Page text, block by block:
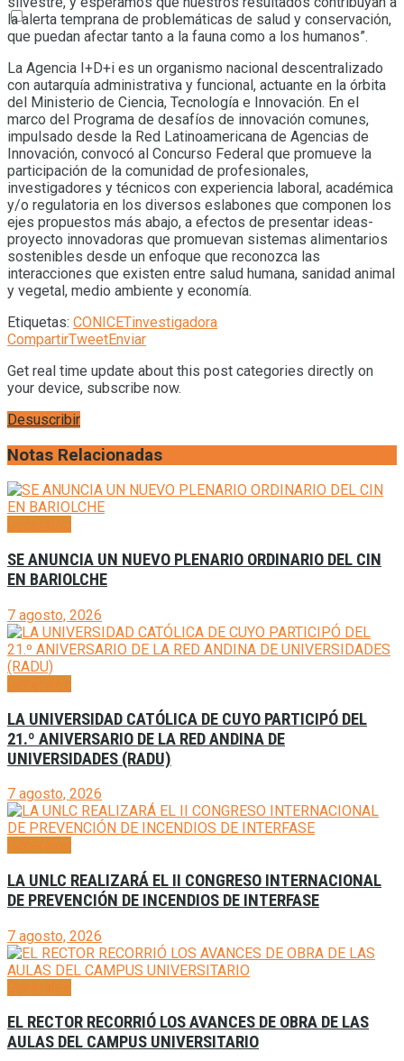
la alerta temprana de problemáticas de salud y conservación,
que puedan afectar tanto a la fauna como a los humanos”.
La Agencia I+D+i es un organismo nacional descentralizado
con autarquía administrativa y funcional, actuante en la órbita
del Ministerio de Ciencia, Tecnología e Innovación. En el
marco del Programa de desafíos de innovación comunes,
impulsado desde la Red Latinoamericana de Agencias de
Innovación, convocó al Concurso Federal que promueve la
participación de la comunidad de profesionales,
investigadores y técnicos con experiencia laboral, académica
y/o regulatoria en los diversos eslabones que componen los
ejes propuestos más abajo, a efectos de presentar ideas-
proyecto innovadoras que promuevan sistemas alimentarios
sostenibles desde un enfoque que reconozca las
interacciones que existen entre salud humana, sanidad animal
y vegetal, medio ambiente y economía.
Etiquetas: CONICETinvestigadora
CompartirTweetEnviar
Get real time update about this post categories directly on
your device, subscribe now.
Desuscribir
Notas Relacionadas
SE ANUNCIA UN NUEVO PLENARIO ORDINARIO DEL CIN
EN BARIOLCHE
7 agosto, 2026
LA UNIVERSIDAD CATÓLICA DE CUYO PARTICIPÓ DEL
21.º ANIVERSARIO DE LA RED ANDINA DE
UNIVERSIDADES (RADU)
7 agosto, 2026
LA UNLC REALIZARÁ EL II CONGRESO INTERNACIONAL
DE PREVENCIÓN DE INCENDIOS DE INTERFASE
7 agosto, 2026
EL RECTOR RECORRIÓ LOS AVANCES DE OBRA DE LAS
AULAS DEL CAMPUS UNIVERSITARIO